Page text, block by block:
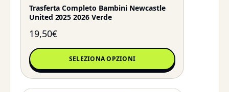
Trasferta Completo Bambini Newcastle
United 2025 2026 Verde
19,50€
SELEZIONA OPZIONI